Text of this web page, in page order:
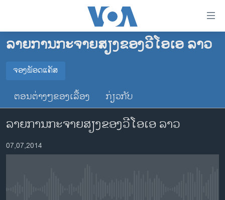
ເຂົ້າ
ຂ້າມ
ໄປ
ຊອກ
ຄົ້ນ
ໂຮມເພຈ
ລາວ
ອາເມຣິກາ
ການເລືອກຕັ້ງ ປະທານາທີບໍດີ ສະຫະລັດ 2024
ຂ່າວ​ຈີນ
ໂລກ
ລາຍການກະຈາຍສຽງຂອງວີໂອເອ ລາວ
ຈອງພັອດແຄັສ
ຈອງພັອດແຄັສ
ຕອນຕ່າງໆຂອງເລື້ອງ ກ່ຽວກັບ
ລາຍການກະຈາຍສຽງຂອງວີໂອເອ ລາວ
07,07,2014